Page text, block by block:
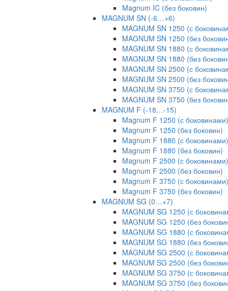
Magnum IC (без боковин)
MAGNUM SN (-6…+6)
MAGNUM SN 1250 (с
MAGNUM SN 1250 (без
MAGNUM SN 1880 (с
MAGNUM SN 1880 (без
MAGNUM SN 2500 (с
MAGNUM SN 2500 (без
MAGNUM SN 3750 (с
MAGNUM SN 3750 (без
MAGNUM F (-18…-15)
Magnum F 1250 (с боковинами)
Magnum F 1250 (без боковин)
Magnum F 1880 (с боковинами)
Magnum F 1880 (без боковин)
Magnum F 2500 (с боковинами)
Magnum F 2500 (без боковин)
Magnum F 3750 (с боковинами)
Magnum F 3750 (без боковин)
MAGNUM SG (0…+7)
MAGNUM SG 1250 (с
MAGNUM SG 1250 (без
MAGNUM SG 1880 (с
MAGNUM SG 1880 (без
MAGNUM SG 2500 (с
MAGNUM SG 2500 (без
MAGNUM SG 3750 (с
MAGNUM SG 3750 (без